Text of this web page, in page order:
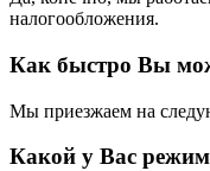
налогообложения.
Как быстро Вы
Мы приезжаем на
Какой у Вас